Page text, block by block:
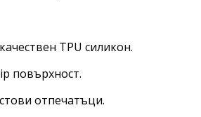
TPU силикон.
повърхност.
отпечатъци.